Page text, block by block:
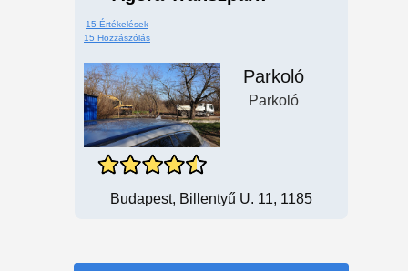
15 Értékelések
15 Hozzászólás
Parkoló
Parkoló
Budapest, Billentyű U. 11, 1185